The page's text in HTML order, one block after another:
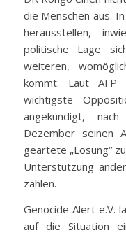
die Menschen aus.
herausstellen,
politische Lage
weiteren,
kommt. Laut
wichtigste
angekündigt,
Dezember seinen
geartete „Losung“
Unterstützung
zählen.
Genocide Alert e.V.
auf die Situation